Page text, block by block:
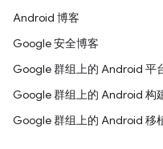
Android 博客
Google 安全博客
Google 群组上的 Android 平
Google 群组上的 Android 构
Google 群组上的 Android 移